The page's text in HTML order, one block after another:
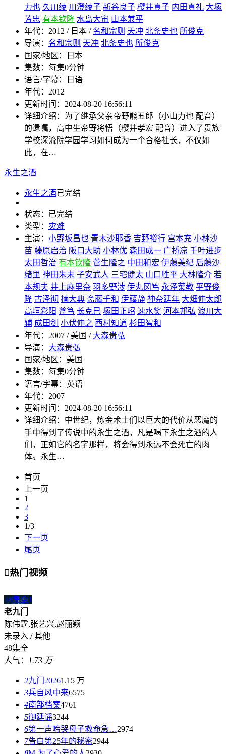
力也 久川绫 川澄绫子 新谷良子 樱井真子 内田真礼 大塚
芳忠 有本钦隆 水岛大宙 山本兼平
年代： 2012 / 日本 / 名和宗则 天冲 北条史也 所俊克
导演： 名和宗则 天冲 北条史也 所俊克
国家/地区：
日本
集数： 每集0分钟
语言/字幕：
日语
年代： 2012
更新时间： 2024-08-20 16:56:11
详细介绍： 为了继承父亲帝野熊五郎（小山力也 配音）
的遗嘱，高中生帝野将悟（樱井孝宏 配音）进入了贵族
学校深流院学园学习如何成为一个合格社长，不仅如
此，在…
永生之酒
永生之酒已完结
状态： 已完结
类型： 灾难
主演： 小野坂昌也 青木沙耶香 吉野裕行 宫本充 小林沙
苗 藤原启治 阪口大助 小林优 森田成一 广桥凉 千叶进步
太田哲治 有本钦隆 菅生隆之 中田和宏 伊藤美纪 后藤沙
绪里 神田朱未 子安武人 三宅健太 山口胜平 大林隆介 若
本规夫 井上麻里奈 羽多野涉 伊丸冈笃 永泽菜教 平野俊
隆 古泽彻 楠大典 斋藤千和 伊藤静 神奈延年 大畑伸太郎
高垣彩阳 斧笃 长克巳 塚田正昭 速水奖 河本邦弘 浪川大
辅 成田剑 小伏伸之 西村知道 杉田智和
年代： 2007 / 美国 / 大森贵弘
导演： 大森贵弘
国家/地区： 美国
集数： 每集0分钟
语言/字幕： 英语
年代： 2007
更新时间： 2024-08-20 16:56:11
详细介绍： 中世纪，炼金术士们以巨大的代价从恶魔的
手中得到了传说中的永生之酒，凡是喝下永生之酒的人
们，正如它的名字那样，将会得到永远不会死亡的肉
体。永生…
首页
上一页
1
2
3
1/3
下一页
尾页
热门视频
48集全1
老九门
陈伟霆,张艺兴,赵丽颖
未录入 / 其他
48集全
人气：
1.73 万
2九门20261.15 万
3兵自风中来6575
4南部档案4761
5御廷谣3244
6第一声啼哭母子救命急…2974
7告白第25年的秘密2944